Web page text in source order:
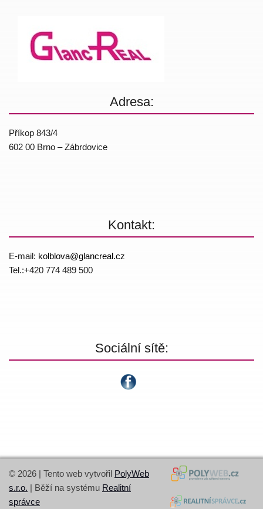
Adresa:
Příkop 843/4
602 00 Brno – Zábrdovice
Kontakt:
E-mail: kolblova@glancreal.cz
Tel.:+420 774 4­89 500
Sociální sítě:
© 2026 | Tento web vytvořil PolyWeb
s.r.o. | Běží na systému Realitní
správce